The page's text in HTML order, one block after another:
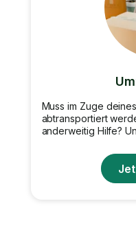
Muss im Zuge
abtransportiert
anderweitig Hilfe?